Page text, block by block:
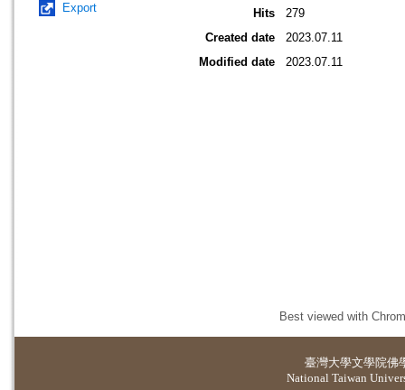
Export
Hits
279
Created date
2023.07.11
Modified date
2023.07.11
Best viewed with
臺灣大學文學院佛
National Taiwan